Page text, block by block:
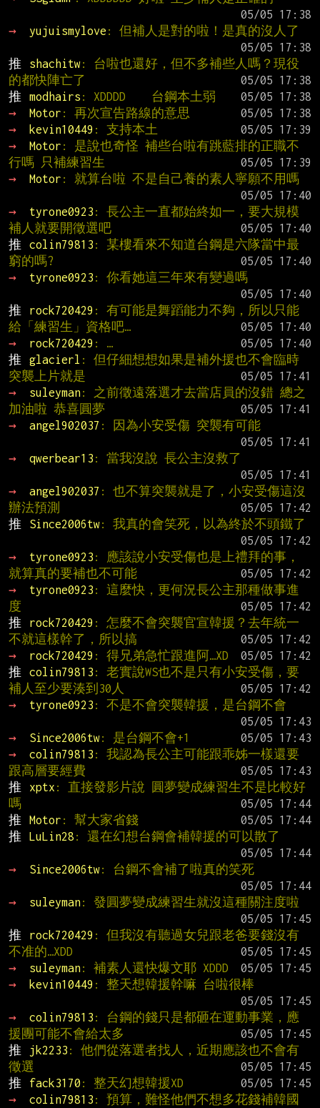
→
yujuismylove : 但補人是對的啦！是真的沒人了
推
shachitw: 台啦也還好，但不多補些人嗎？現役
的都快陣亡了
推
modhairs : XDDDD    台鋼本土弱
→
Motor : 再次宣告路線的意思
→
kevin10449 : 支持本土
→
Motor : 是說也奇怪 補些台啦有跳藍排的正職不
行嗎 只補練習生
→
Motor : 就算台啦 不是自己養的素人寧願不用嗎
→
tyrone0923 : 長公主一直都始終如一，要大規模
補人就要開徵選吧
推
colin79813 : 某樓看來不知道台鋼是六隊當中最
窮的嗎?
→
tyrone0923 : 你看她這三年來有變過嗎
推
rock720429 : 有可能是舞蹈能力不夠，所以只能
給「練習生」資格吧…
→
rock720429 : …
推
glacierl : 但仔細想想如果是補外援也不會臨時
突襲上片就是
→
suleyman: 之前徵遠落選才去當店員的沒錯 總之
加油啦 恭喜圓夢
→
angel902037 : 因為小安受傷 突襲有可能
→
qwerbear13 : 當我沒說 長公主沒救了
→
angel902037 : 也不算突襲就是了，小安受傷這沒
辦法預測
推
Since2006tw: 我真的會笑死，以為終於不頭鐵了
→
tyrone0923 : 應該說小安受傷也是上禮拜的事，
就算真的要補也不可能
→
tyrone0923 : 這麼快，更何況長公主那種做事進
度
推
rock720429 : 怎麼不會突襲官宣韓援？去年統一
不就這樣幹了，所以搞
→
rock720429 : 得兄弟急忙跟進阿…XD
推
colin79813 : 老實說WS也不是只有小安受傷，要
補人至少要湊到30人
→
tyrone0923 : 不是不會突襲韓援，是台鋼不會
→
Since2006tw: 是台鋼不會+1
→
colin79813 : 我認為長公主可能跟乖姊一樣還要
跟高層要經費
推
xptx : 直接發影片說 圓夢變成練習生不是比較好
嗎
推
Motor : 幫大家省錢
推
LuLin28 : 還在幻想台鋼會補韓援的可以散了
→
Since2006tw: 台鋼不會補了啦真的笑死
→
suleyman: 發圓夢變成練習生就沒這種關注度啦
推
rock720429 : 但我沒有聽過女兒跟老爸要錢沒有
不准的…XDD
→
suleyman: 補素人還快爆文耶 XDDD
→
kevin10449 : 整天想韓援幹嘛 台啦很棒
→
colin79813 : 台鋼的錢只是都砸在運動事業，應
援團可能不會給太多
推
jk2233 : 他們從落選者找人，近期應該也不會有
徵選
推
fack3170 : 整天幻想韓援XD
→
colin79813 : 預算，難怪他們不想多花錢補韓國